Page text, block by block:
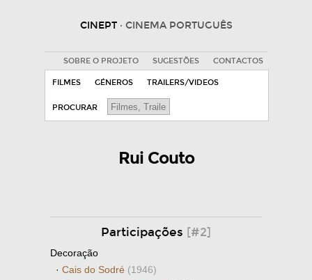
CINEPT · CINEMA PORTUGUÊS
SOBRE O PROJETO SUGESTÕES CONTACTOS
FILMES GÉNEROS TRAILERS/VIDEOS
PROCURAR
Rui Couto
Participações [#2]
Decoração
· Cais do Sodré (1946)